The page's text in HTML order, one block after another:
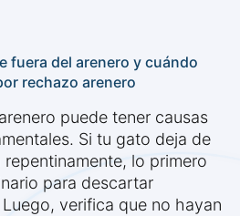
fuera del arenero y cuándo
rechazo arenero
puede tener causas
Si tu gato deja de
repentinamente, lo primero
para descartar
verifica que no hayan